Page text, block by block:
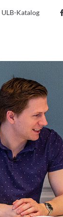
ULB-Katalog